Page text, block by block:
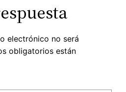
electrónico no será
obligatorios están